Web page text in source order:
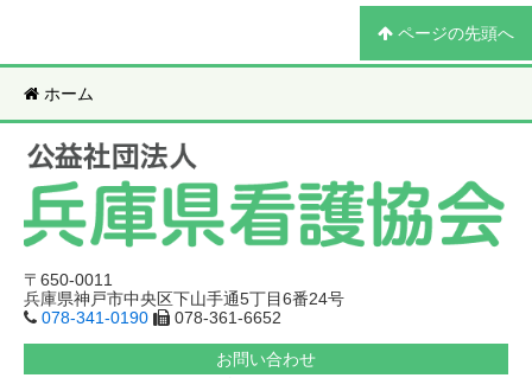
ページの先頭へ
ホーム
〒650-0011
兵庫県神戸市中央区下山手通5丁目6番24号
078-341-0190
078-361-6652
お問い合わせ